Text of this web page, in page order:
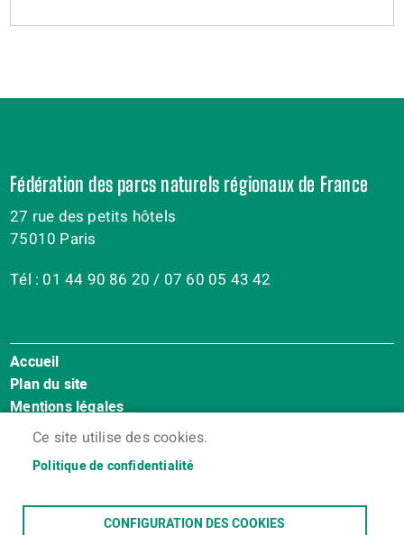
Ce site utilise des cookies.
Politique de confidentialité
CONFIGURATION DES COOKIES
Fédération des parcs naturels régionaux de France
27 rue des petits hôtels
75010 Paris
Tél : 01 44 90 86 20 / 07 60 05 43 42
Menu
Pied
de
page
Accueil
Plan du site
Mentions légales
Accessibilité : Non conforme
Contact